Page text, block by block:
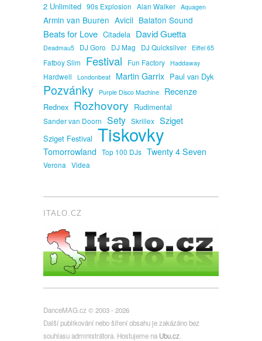
2 Unlimited 90s Explosion Alan Walker Aquagen
Armin van Buuren Avicii Balaton Sound
Beats for Love Citadela David Guetta
Deadmau5 DJ Goro DJ Mag DJ Quicksilver Eiffel 65
Fatboy Slim Festival Fun Factory Haddaway
Hardwell Londonbeat Martin Garrix Paul van Dyk
Pozvánky Purple Disco Machine Recenze
Rednex Rozhovory Rudimental
Sander van Doorn Sety Skrillex Sziget
Sziget Festival Tiskovky
Tomorrowland Top 100 DJs Twenty 4 Seven
Verona Videa
ITALO.CZ
DanceMAG.cz © 2003 - 2026
Další publikování nebo šíření obsahu je zakázáno bez
souhlasu administrátora. Hostujeme na Ubu.cz